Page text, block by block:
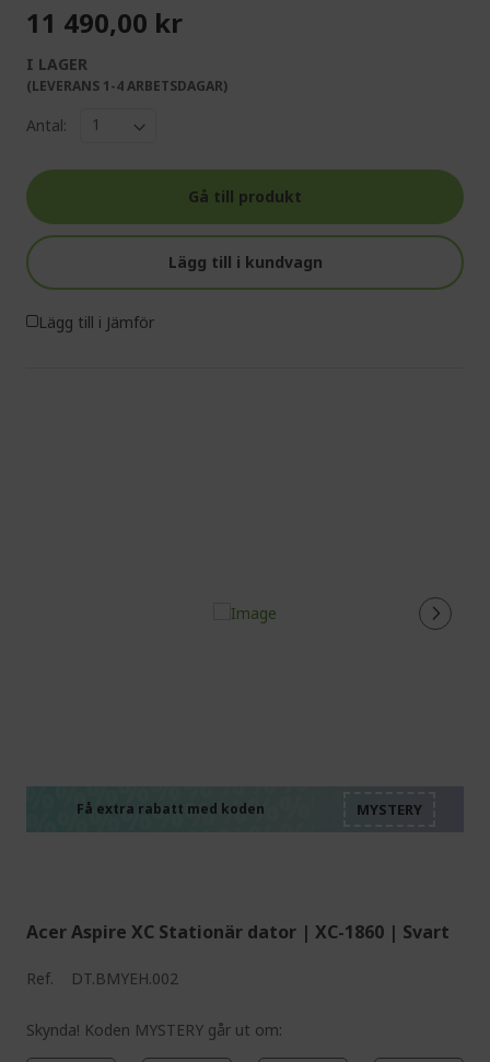
11 490,00 kr
I LAGER
(LEVERANS 1-4 ARBETSDAGAR)
Antal:
Gå till produkt
Lägg till i kundvagn
Lägg till i Jämför
Få extra rabatt med koden
Acer Aspire XC Stationär dator | XC-1860 | Svart
Ref. DT.BMYEH.002
Skynda! Koden MYSTERY går ut om: